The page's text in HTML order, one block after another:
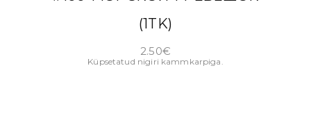
(1TK)
2.50€
Küpsetatud nigiri kammkarpiga.